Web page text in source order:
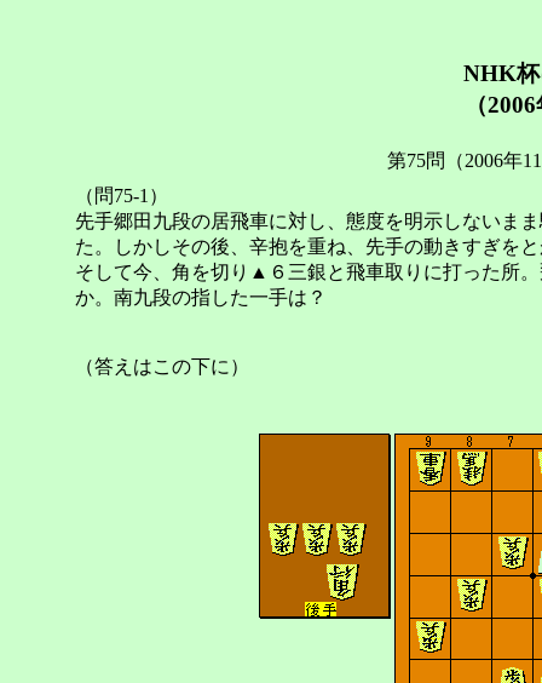
NHK杯
（
第75問（2006年
（問75-1）
先手郷田九段の居飛車に対し、態度を明示しないま
た。しかしその後、辛抱を重ね、先手の動きすぎを
そして今、角を切り▲６三銀と飛車取りに打った所
か。南九段の指した一手は？
（答えはこの下に）